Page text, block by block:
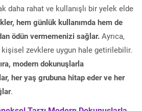
daha rahat ve kullanışlı bir yelek elde
hem günlük kullanımda hem de
ödün vermemenizi sağlar. Ayrıca,
zevklere uygun hale getirilebilir.
modern dokunuşlarla
her yaş grubuna hitap eder ve her
.